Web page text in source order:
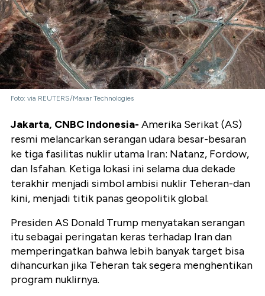
Foto: via REUTERS/Maxar Technologies
Jakarta, CNBC Indonesia- Amerika Serikat (AS)
resmi melancarkan serangan udara besar-besaran
ke tiga fasilitas nuklir utama Iran: Natanz, Fordow,
dan Isfahan. Ketiga lokasi ini selama dua dekade
terakhir menjadi simbol ambisi nuklir Teheran-dan
kini, menjadi titik panas geopolitik global.
Presiden AS Donald Trump menyatakan serangan
itu sebagai peringatan keras terhadap Iran dan
memperingatkan bahwa lebih banyak target bisa
dihancurkan jika Teheran tak segera menghentikan
program nuklirnya.